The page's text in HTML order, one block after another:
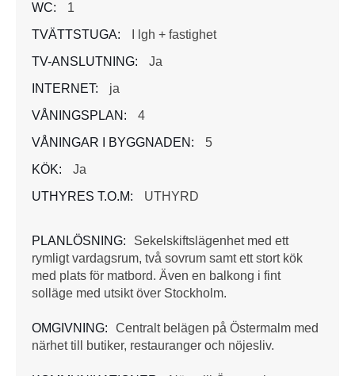
WC:
1
TVÄTTSTUGA:
I lgh + fastighet
TV-ANSLUTNING:
Ja
INTERNET:
ja
VÅNINGSPLAN:
4
VÅNINGAR I BYGGNADEN:
5
KÖK:
Ja
UTHYRES T.O.M:
UTHYRD
PLANLÖSNING:
Sekelskiftslägenhet med ett
rymligt vardagsrum, två sovrum samt ett stort kök
med plats för matbord. Även en balkong i fint
solläge med utsikt över Stockholm.
OMGIVNING:
Centralt belägen på Östermalm med
närhet till butiker, restauranger och nöjesliv.